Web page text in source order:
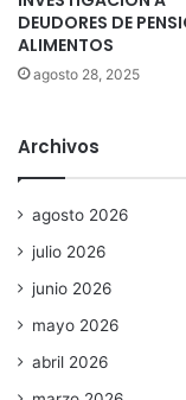
DEUDORES DE
ALIMENTOS
agosto 28, 2025
Archivos
agosto 2026
julio 2026
junio 2026
mayo 2026
abril 2026